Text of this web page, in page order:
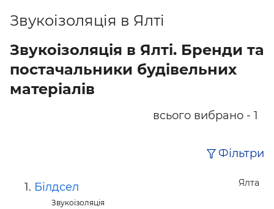
Звукоізоляція в Ялті
Звукоізоляція в Ялті. Бренди та
постачальники будівельних
матеріалів
всього вибрано - 1
Фільтри
Ялта
Білдсел
Звукоізоляція